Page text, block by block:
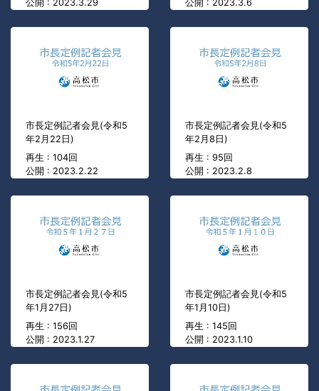
公開 : 2023.3.29 公開 : 2023.3.6
市長定例記者会見(令和5
年2月22日)
再生 : 104回
公開 : 2023.2.22
市長定例記者会見(令和5
年2月8日)
再生 : 95回
公開 : 2023.2.8
市長定例記者会見(令和5
年1月27日)
再生 : 156回
公開 : 2023.1.27
市長定例記者会見(令和5
年1月10日)
再生 : 145回
公開 : 2023.1.10